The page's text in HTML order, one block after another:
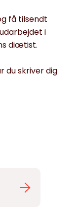
få tilsendt
i
diætist.
du skriver dig